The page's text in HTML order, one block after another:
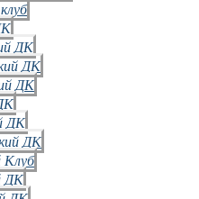
ДК
ДК
ДК
ДК
ДК
Клуб
ДК